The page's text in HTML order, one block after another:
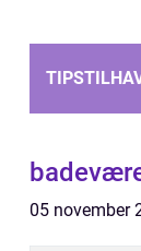
05 november